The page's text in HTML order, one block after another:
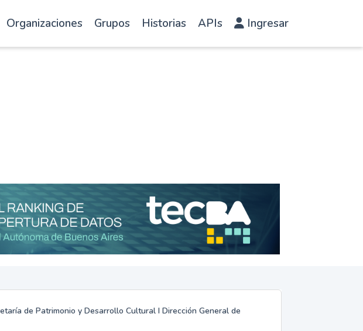
Organizaciones Grupos Historias APIs Ingresar
de Patrimonio y Desarrollo Cultural I Dirección General de